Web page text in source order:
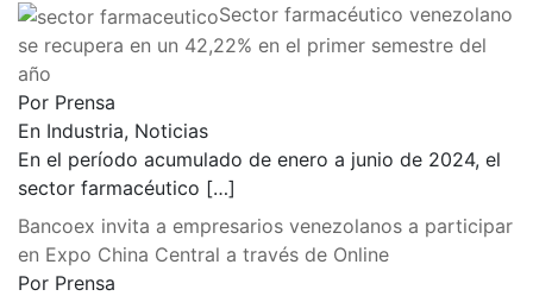
Sector farmacéutico venezolano
se recupera en un 42,22% en el primer semestre del
año
Por Prensa
En Industria, Noticias
En el período acumulado de enero a junio de 2024, el
sector farmacéutico […]
Bancoex invita a empresarios venezolanos a participar
en Expo China Central a través de Online
Por Prensa